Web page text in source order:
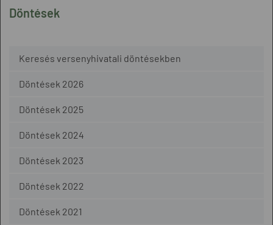
Döntések
Keresés versenyhivatali döntésekben
Döntések 2026
Döntések 2025
Döntések 2024
Döntések 2023
Döntések 2022
Döntések 2021